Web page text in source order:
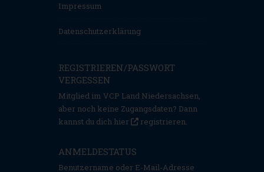
Impressum
Datenschutzerklärung
REGISTRIEREN/PASSWORT
VERGESSEN
Mitglied im VCP Land Niedersachsen,
aber noch keine Zugangsdaten? Dann
kannst du dich hier
registrieren.
ANMELDESTATUS
Benutzername oder E-Mail-Adresse